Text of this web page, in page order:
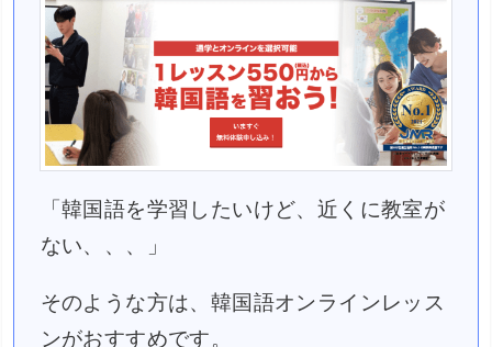
「韓国語を学習したいけど、近くに教室が
ない、、、」
そのような方は、韓国語オンラインレッス
ンがおすすめです。